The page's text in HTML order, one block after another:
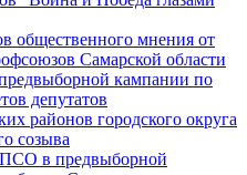
общественного мнения от
Самарской области
кампании по
депутатов
районов городского округа
созыва
в предвыборной